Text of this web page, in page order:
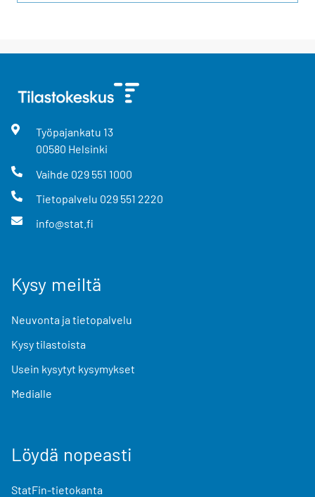
Työpajankatu 13
00580 Helsinki
Vaihde 029 551 1000
Tietopalvelu 029 551 2220
info@stat.fi
Kysy meiltä
Neuvonta ja tietopalvelu
Kysy tilastoista
Usein kysytyt kysymykset
Medialle
Löydä nopeasti
StatFin-tietokanta